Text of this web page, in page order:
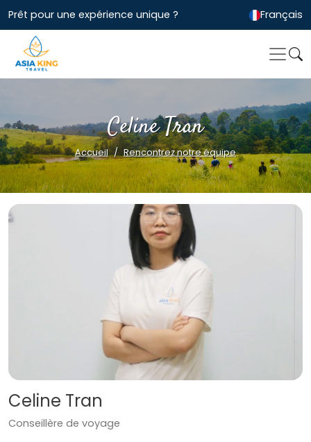
Prêt pour une expérience unique ? Français
Celine Tran
Accueil Rencontrez notre équipe
Celine Tran
Conseillère de voyage